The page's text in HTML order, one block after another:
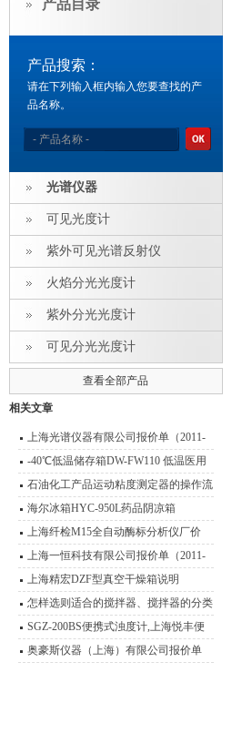
产品目录
产品搜索：
请在下列输入框内输入您要查找的产
品名称。
光谱仪器
可见光度计
紫外可见光谱反射仪
火焰分光光度计
紫外分光光度计
可见分光光度计
查看全部产品
相关文章
上海光谱仪器有限公司报价单（2011-
2012）
-40℃低温储存箱DW-FW110 低温医用
冰箱技术说明
石油化工产品运动粘度测定器的操作流
程
海尔冰箱HYC-950L药品阴凉箱
上海纤检M15全自动酶标分析仪厂价
上海一恒科技有限公司报价单（2011-
2012）
上海精宏DZF型真空干燥箱说明
怎样选则适合的搅拌器、搅拌器的分类
型号 功能介绍
SGZ-200BS便携式浊度计,上海悦丰便
捷式浊度仪用途
奥豪斯仪器（上海）有限公司报价单